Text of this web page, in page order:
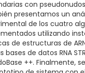
con
presentamos un
de los cuatro
utilizando
de estructuras de
bases de datos RNA
++. Finalmente,